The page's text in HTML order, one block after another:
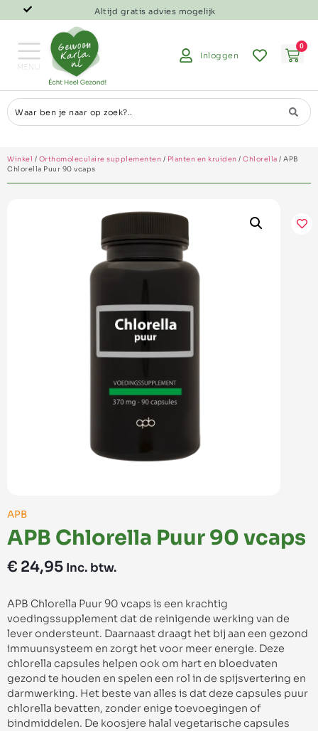
Altijd gratis advies mogelijk
Inloggen
0
Winkel / Orthomoleculaire supplementen / Planten en kruiden / Chlorella / APB
Chlorella Puur 90 vcaps
APB
APB Chlorella Puur 90 vcaps
€ 24,95 Inc. btw.
APB Chlorella Puur 90 vcaps is een krachtig
voedingssupplement dat de reinigende werking van de
lever ondersteunt. Daarnaast draagt het bij aan een gezond
immuunsysteem en zorgt het voor meer energie. Deze
chlorella capsules helpen ook om hart en bloedvaten
gezond te houden en spelen een rol in de spijsvertering en
darmwerking. Het beste van alles is dat deze capsules puur
chlorella bevatten, zonder enige toevoegingen of
bindmiddelen. De koosjere halal vegetarische capsules